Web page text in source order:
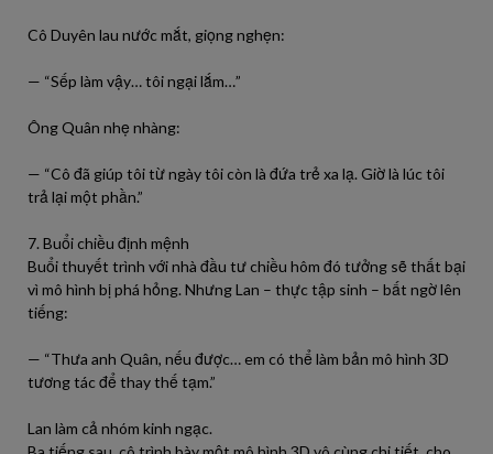
Cô Duyên lau nước mắt, giọng nghẹn:
— “Sếp làm vậy… tôi ngại lắm…”
Ông Quân nhẹ nhàng:
— “Cô đã giúp tôi từ ngày tôi còn là đứa trẻ xa lạ. Giờ là lúc tôi
trả lại một phần.”
7. Buổi chiều định mệnh
Buổi thuyết trình với nhà đầu tư chiều hôm đó tưởng sẽ thất bại
vì mô hình bị phá hỏng. Nhưng Lan – thực tập sinh – bất ngờ lên
tiếng:
— “Thưa anh Quân, nếu được… em có thể làm bản mô hình 3D
tương tác để thay thế tạm.”
Lan làm cả nhóm kinh ngạc.